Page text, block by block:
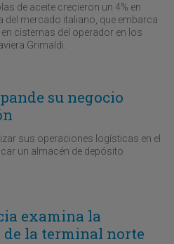
de aceite crecieron un 4% en
del mercado italiano, que embarca
cisternas del operador en los
Grimaldi.
su negocio
sus operaciones logísticas en el
un almacén de depósito
examina la
la terminal norte